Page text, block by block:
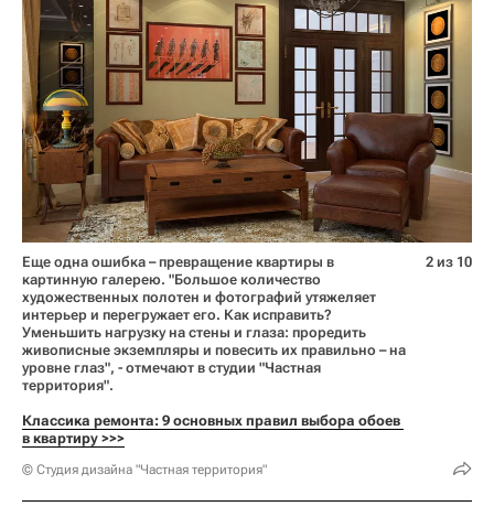
Еще одна ошибка – превращение квартиры в
картинную галерею. "Большое количество
художественных полотен и фотографий утяжеляет
интерьер и перегружает его. Как исправить?
Уменьшить нагрузку на стены и глаза: проредить
живописные экземпляры и повесить их правильно – на
уровне глаз", - отмечают в студии "Частная
территория".
Классика ремонта: 9 основных правил выбора обоев
в квартиру >>>
© Студия дизайна "Частная территория"
2 из 10